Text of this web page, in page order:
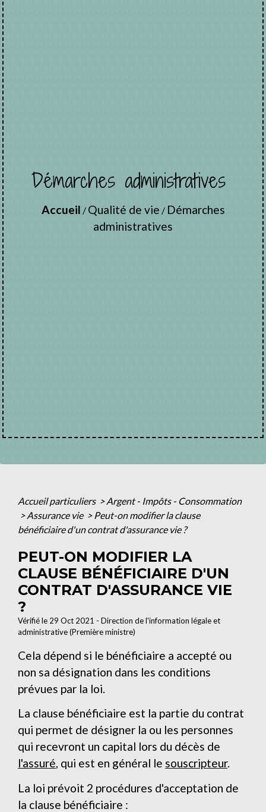
Démarches administratives
Accueil / Qualité de vie / Démarches
administratives
Accueil particuliers > Argent - Impôts - Consommation
> Assurance vie > Peut-on modifier la clause
bénéficiaire d'un contrat d'assurance vie ?
PEUT-ON MODIFIER LA
CLAUSE BÉNÉFICIAIRE D'UN
CONTRAT D'ASSURANCE VIE
?
Vérifié le 29 Oct 2021 - Direction de l'information légale et
administrative (Première ministre)
Cela dépend si le bénéficiaire a accepté ou
non sa désignation dans les conditions
prévues par la loi.
La clause bénéficiaire est la partie du contrat
qui permet de désigner la ou les personnes
qui recevront un capital lors du décès de
l'assuré, qui est en général le souscripteur.
La loi prévoit 2 procédures d'acceptation de
la clause bénéficiaire :